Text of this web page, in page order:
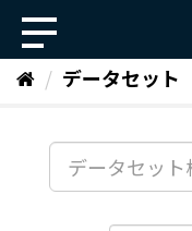
ッ
データセット